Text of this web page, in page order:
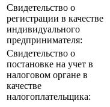
Свидетельство о
регистрации в качестве
индивидуального
предпринимателя:
Свидетельство о
постановке на учет в
налоговом органе в
качестве
налогоплательщика: